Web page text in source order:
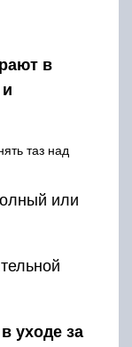
в
таз над
или
уходе за